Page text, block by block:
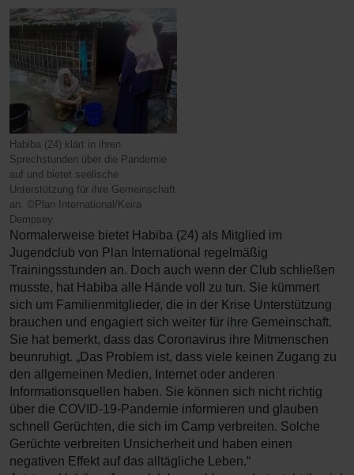
Habiba (24) klärt in ihren
Sprechstunden über die Pandemie
auf und bietet seelische
Unterstützung für ihre Gemeinschaft
an. ©Plan International/Keira
Dempsey.
Normalerweise bietet Habiba (24) als Mitglied im
Jugendclub von Plan International regelmäßig
Trainingsstunden an. Doch auch wenn der Club schließen
musste, hat Habiba alle Hände voll zu tun. Sie kümmert
sich um Familienmitglieder, die in der Krise Unterstützung
brauchen und engagiert sich weiter für ihre Gemeinschaft.
Sie hat bemerkt, dass das Coronavirus ihre Mitmenschen
beunruhigt. „Das Problem ist, dass viele keinen Zugang zu
den allgemeinen Medien, Internet oder anderen
Informationsquellen haben. Sie können sich nicht richtig
über die COVID-19-Pandemie informieren und glauben
schnell Gerüchten, die sich im Camp verbreiten. Solche
Gerüchte verbreiten Unsicherheit und haben einen
negativen Effekt auf das alltägliche Leben.“